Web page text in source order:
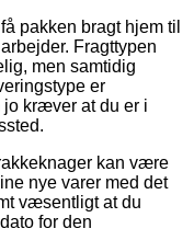
pakken bragt hjem til
Fragttypen
men samtidig
er
kræver at du er i
kan være
nye varer med det
væsentligt at du
for den